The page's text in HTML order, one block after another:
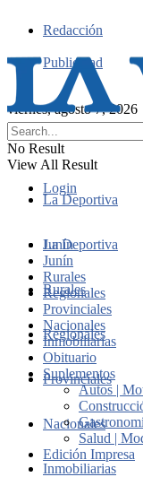
Redacción
Publicidad
viernes, agosto 7, 2026
Login
No Result
View All Result
La Deportiva
Junín
Rurales
Regionales
Provinciales
Nacionales
Inmobiliarias
La Deportiva
Junín
Rurales
Regionales
Provinciales
Nacionales
Inmobiliarias
Obituario
Suplementos
Autos |
Salud |
Edición Impresa